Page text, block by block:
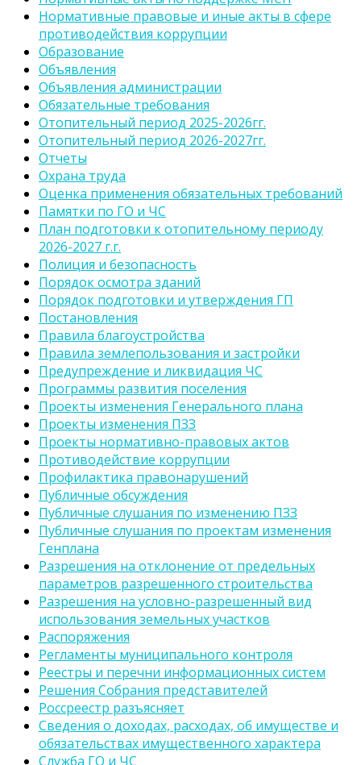
Нормативные правовые и иные акты в сфере
противодействия коррупции
Образование
Объявления
Объявления администрации
Обязательные требования
Отопительный период 2025-2026гг.
Отопительный период 2026-2027гг.
Отчеты
Охрана труда
Оценка применения обязательных требований
Памятки по ГО и ЧС
План подготовки к отопительному периоду
2026-2027 г.г.
Полиция и безопасность
Порядок осмотра зданий
Порядок подготовки и утверждения ГП
Постановления
Правила благоустройства
Правила землепользования и застройки
Предупреждение и ликвидация ЧС
Программы развития поселения
Проекты изменения Генерального плана
Проекты изменения ПЗЗ
Проекты нормативно-правовых актов
Противодействие коррупции
Профилактика правонарушений
Публичные обсуждения
Публичные слушания по изменению ПЗЗ
Публичные слушания по проектам изменения
Генплана
Разрешения на отклонение от предельных
параметров разрешенного строительства
Разрешения на условно-разрешенный вид
использования земельных участков
Распоряжения
Регламенты муниципального контроля
Реестры и перечни информационных систем
Решения Собрания представителей
Россреестр разъясняет
Сведения о доходах, расходах, об имуществе и
обязательствах имущественного характера
Служба ГО и ЧС